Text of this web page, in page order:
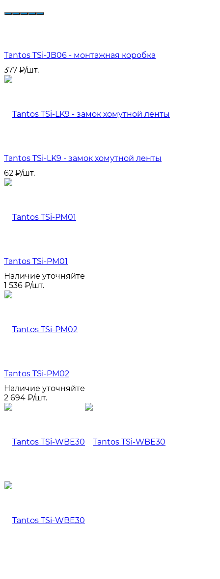
Tantos TSi-JB06 - монтажная коробка
377 ₽/шт.
Tantos TSi-LK9 - замок хомутной ленты
62 ₽/шт.
Tantos TSi-PM01
Наличие уточняйте
1 536 ₽/шт.
Tantos TSi-PM02
Наличие уточняйте
2 694 ₽/шт.